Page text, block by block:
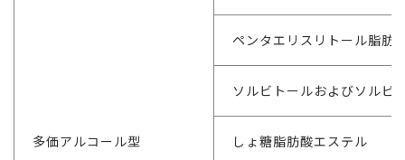
多価アルコール型
ペンタエリスリトール脂肪
ソルビトールおよびソルビ
しょ糖脂肪酸エステル